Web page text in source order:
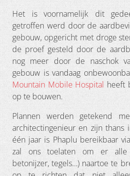
Het is voornamelijk dit
getroffen werd door de
gebouw, opgericht met droge
de proef gesteld door de
nog meer door de naschok
gebouw is vandaag
Mountain Mobile Hospital heeft
op te bouwen.
Plannen werden getekend
architectingenieur en zijn thans
één jaar is Phaplu bereikbaar
zal ons toelaten om er alle
betonijzer, tegels…) naartoe te